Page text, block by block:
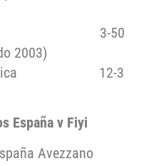
Italia 3-50
2003)
Bélgica 12-3
España v Fiyi
Avezzano